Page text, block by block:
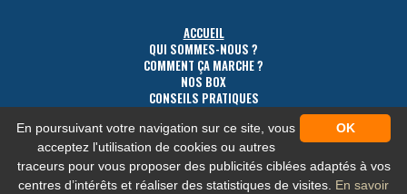
ACCUEIL
QUI SOMMES-NOUS ?
COMMENT ÇA MARCHE ?
NOS BOX
CONSEILS PRATIQUES
ACCÈS
CONTACT
MENTIONS LÉGALES-PLAN DU SITE-PROTECTION DES DONNÉES PERSONNELLES -NOS FLUX RSS
OK
En poursuivant votre navigation sur ce site, vous
acceptez l'utilisation de cookies ou autres
traceurs pour vous proposer des publicités ciblées adaptés à vos
centres d’intérêts et réaliser des statistiques de visites. En savoir